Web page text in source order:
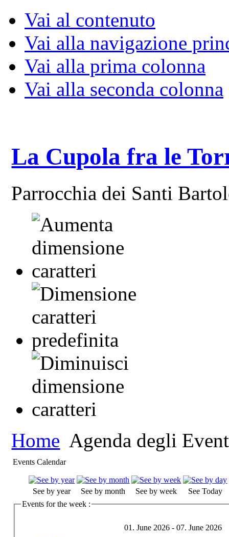
Vai al contenuto
Vai alla navigazione
Vai alla prima colonna
Vai alla seconda colonna
La Cupola fra le
Parrocchia dei Santi
Home Agenda degli
Events Calendar
See by year See by month See by week
See Today
Events for the week :
01. June 2026 - 07. June 2026